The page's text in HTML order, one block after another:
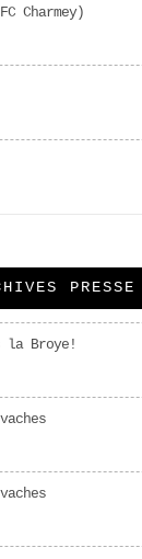
Charmey)
PRESSE
la Broye!